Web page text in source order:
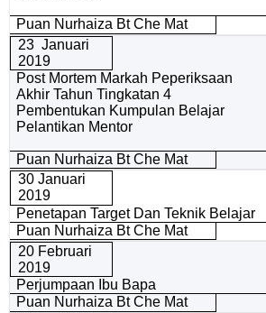
Puan Nurhaiza Bt Che Mat
23 Januari
2019
Post Mortem Markah Peperiksaan
Akhir Tahun Tingkatan 4
Pembentukan Kumpulan Belajar
Pelantikan Mentor
Puan Nurhaiza Bt Che Mat
30 Januari
2019
Penetapan Target Dan Teknik Belajar
Puan Nurhaiza Bt Che Mat
20 Februari
2019
Perjumpaan Ibu Bapa
Puan Nurhaiza Bt Che Mat